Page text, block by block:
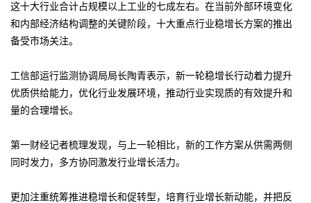
这十大行业合计占规模以上工业的七成左右。在当前外部环境变化
和内部经济结构调整的关键阶段，十大重点行业稳增长方案的推出
备受市场关注。
工信部运行监测协调局局长陶青表示，新一轮稳增长行动着力提升
优质供给能力，优化行业发展环境，推动行业实现质的有效提升和
量的合理增长。
第一财经记者梳理发现，与上一轮相比，新的工作方案从供需两侧
同时发力，多方协同激发行业增长活力。
更加注重统筹推进稳增长和促转型，培育行业增长新动能，并把反